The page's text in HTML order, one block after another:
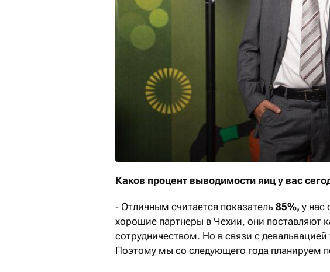
Каков процент выводимости яиц у вас
- Отличным считается показатель 85%, у нас
хорошие партнеры в Чехии, они поставляют
сотрудничеством. Но в связи с
Поэтому мы со следующего года планируем